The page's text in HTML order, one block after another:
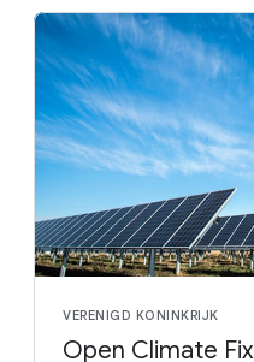
VERENIGD KONINKRIJK
Open Climate Fix